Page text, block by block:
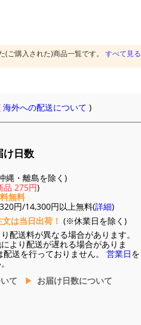
(ご購入された)商品一覧です。 すべて見る
海外への配送について )
け日数
縄・離島を除く)
品 275円)
無料
円/14,300円以上無料(詳細)
は当日出荷！ (※休業日を除く)
配送料が異なる場合があります。
より配送が遅れる場合がありま
送を行っておりません。 営業日を
て
お届け日数について